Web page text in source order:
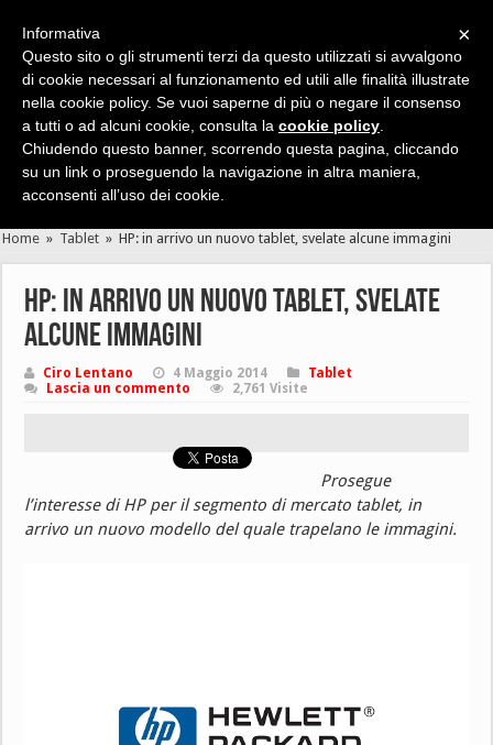
Cerca velocemente news, recensioni, guide, app, giochi ...
Home » Tablet » HP: in arrivo un nuovo tablet, svelate alcune immagini
HP: in arrivo un nuovo tablet, svelate
alcune immagini
Ciro Lentano 4 Maggio 2014
Tablet
Lascia un commento
2,761 Visite
Prosegue
l’interesse di HP per il segmento di mercato tablet, in
arrivo un nuovo modello del quale trapelano le immagini.
×
Informativa
Questo sito o gli strumenti terzi da questo utilizzati si avvalgono
di cookie necessari al funzionamento ed utili alle finalità illustrate
nella cookie policy. Se vuoi saperne di più o negare il consenso
a tutti o ad alcuni cookie, consulta la cookie policy
Chiudendo questo banner, scorrendo questa pagina, cliccando
su un link o proseguendo la navigazione in altra maniera,
acconsenti all’uso dei cookie.